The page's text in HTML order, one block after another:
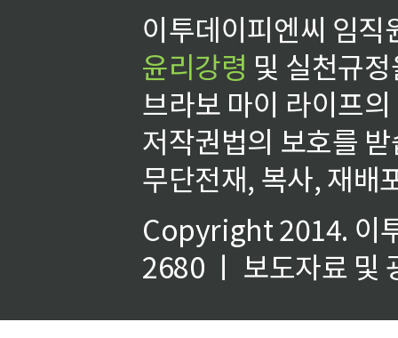
이투데이피엔씨 임
윤리강령 및 실천규
브라보 마이 라이프
저작권법의 보호를
무단전재, 복사, 재배
Copyright 2014. 이
2680 ㅣ 보도자료